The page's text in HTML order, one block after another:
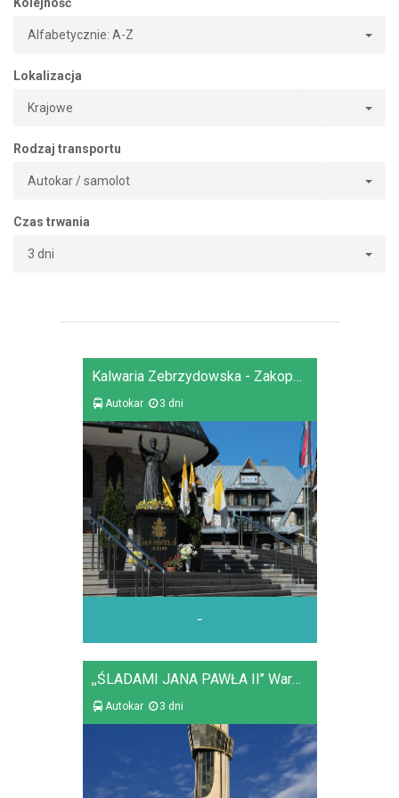
Alfabetycznie: A-Z
Lokalizacja
Krajowe
Rodzaj transportu
Autokar / samolot
Czas trwania
3 dni
Kalwaria Zebrzydowska - Zakopane - Częstochowa
Autokar 3 dni
-
,,ŚLADAMI JANA PAWŁA II’’ Warszawa - Kraków - Łagiewniki - Zakopane
Autokar 3 dni